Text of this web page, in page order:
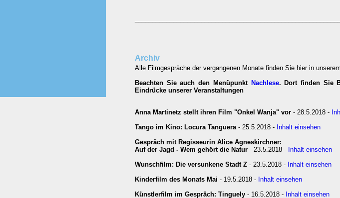
Archiv
Alle Filmgespräche der vergangenen Monate finden Sie hier in
Beachten Sie auch den Menüpunkt Nachlese. Dort finden Sie
Eindrücke unserer Veranstaltungen
Anna Martinetz stellt ihren Film "Onkel Wanja" vor - 28.5.2018 -
Tango im Kino: Locura Tanguera - 25.5.2018 - Inhalt einsehen
Gespräch mit Regisseurin Alice Agneskirchner:
Auf der Jagd - Wem gehört die Natur - 23.5.2018 - Inhalt einsehen
Wunschfilm: Die versunkene Stadt Z - 23.5.2018 - Inhalt einsehen
Kinderfilm des Monats Mai - 19.5.2018 - Inhalt einsehen
Künstlerfilm im Gespräch: Tinguely - 16.5.2018 - Inhalt einsehen